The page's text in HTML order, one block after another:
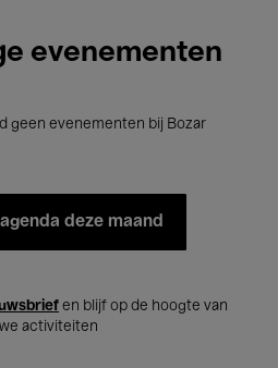
evenementen
geen evenementen bij Bozar
deze maand
en blijf op de hoogte van
activiteiten